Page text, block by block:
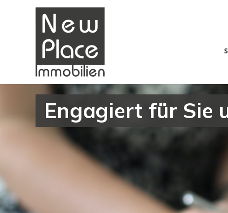
Engagiert für Sie